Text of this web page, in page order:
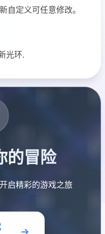
自定义可任意修改。
光环.
的冒险
启精彩的游戏之旅